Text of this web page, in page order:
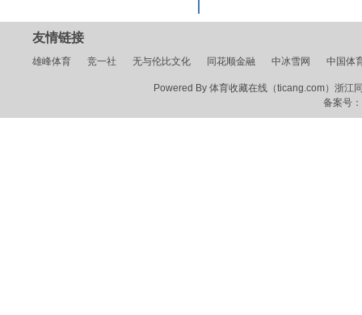
友情链接
雄峰体育 竞一社 无与伦比文化 同花顺金融 中冰雪网 中国体
Powered By 体育收藏在线（ticang.com）浙江
备案号：